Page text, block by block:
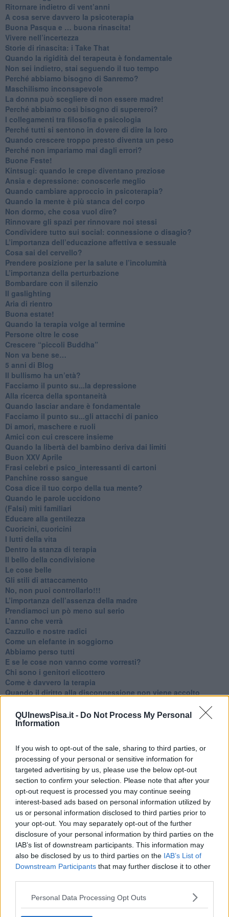
QUInewsPisa.it - Do Not Process My Personal
Information
If you wish to opt-out of the sale, sharing to third parties, or
processing of your personal or sensitive information for
targeted advertising by us, please use the below opt-out
section to confirm your selection. Please note that after your
opt-out request is processed you may continue seeing
interest-based ads based on personal information utilized by
us or personal information disclosed to third parties prior to
your opt-out. You may separately opt-out of the further
disclosure of your personal information by third parties on the
IAB’s list of downstream participants. This information may
also be disclosed by us to third parties on the IAB’s List of
Downstream Participants that may further disclose it to other
Personal Data Processing Opt Outs
Ritornare indietro di vent’anni
​A cosa serve davvero la psicoterapia
​Buona Pasqua e … buona rinascita!
​Vivere nell’incertezza
​Storie di rinascita: i Take That
​Quando la rigidità del terapeuta è fondamentale
​Non sei indietro, stai seguendo il tuo tempo
​Perché abbiamo bisogno di Sanremo?
​Maschilismo inconsapevole
​La donna può scegliere di non essere madre!
​Perché abbiamo così bisogno di supereroi?
​I collegamenti tra filosofia e psicologia
​Perché tutti si sentono in dovere di dire la loro
​Quando crescere troppo presto diventa un peso
​Perché non impariamo mai dagli errori?
​Buone Feste!
​Kintsugi: quando le crepe diventano preziose
Ansia e depressione: conoscerle meglio
Quando cambiare approccio in psicoterapia?
​Quando la mente è più stanca del corpo
Non dormo, che cosa vuol dire?
​Rinnovare gli spazi per rinnovare noi stessi
​Condividere tutto sui social: connessione o disagio?
​L’importanza dell’educazione affettiva e sessuale
​Cosa sai del cervello?
Prendere posizione per la salute e l’incolumità
L’importanza della perturbazione
​Bombardare con il silenzio
Il gaslighting
Aria di rientro
Buona estate!
​Quando la terapia volge al termine
​Persone oltre le cose
​Crescere “piccoli Buddha”
Non va bene se…
​5 anni di Blog
​Il bullismo ha un’età?
Facciamo il punto su...la depressione
​Alla ricerca della spontaneità
​Quando lasciar andare è fondamentale
Facciamo il punto su...gli attacchi di panico
Di amori, maschere e ruoli
​Amici con cui crescere insieme
​Quando la libertà del bambino deriva dai limiti
Buon XXV Aprile
​Frasi celebri e psico_interessanti di cartoni
​Panchine rosso sangue
​Cosa dice il tuo corpo della tua mente?
​Quando le parole uccidono
​(Falsi) miti familiari
​Educare alla gentilezza
​Cuoricini, cuoricini
I lutti della vita
​Dentro la stanza di terapia
​Il bello della condivisione
Le cose belle
​Gli stili di attaccamento
No, non puoi controllarlo!!!
​L’importanza dell’assenza della madre
​Prendiamoci un pò meno sul serio
​L’anno che verrà
​Cazzullo e nostre radici
​Come un elefante in soggiorno
​Abbiamo perso tutti
E se le cose non vanno come vorresti?
​Chi sono i genitori elicottero
Come è davvero la terapia
Quando il diritto alla disconnessione non viene accolto
​Il diritto ad essere disconnessi
​Il pensiero dicotomico e la salute mentale
​La Clownterapia
​Differenze tra persone frustrate e non
L’invisibile fatica mentale
Vacanze a km zero
​Buone Vacan(si)e!
​Il lato positivo delle cose
​Storie antiche di tempi moderni
​Quello che alle mamme non dicono
Adultescenza
Homo imbecillis
​4 anni di Blog
Quando il silenzio è aggressivo
​Il passato, questo conosciuto!
​L’uomo o l’orso?
Non hanno un amico a teatro​